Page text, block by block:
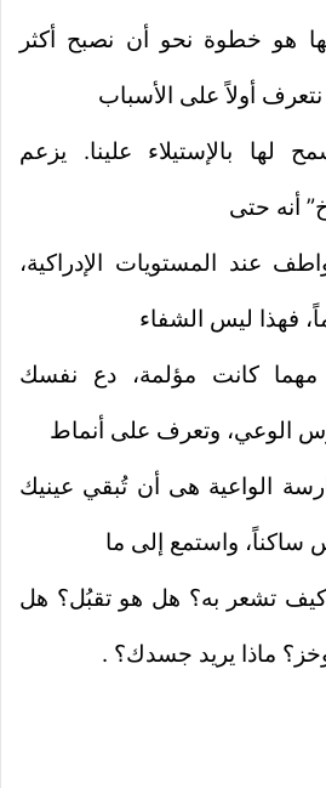
هو خطوة نحو أن نصبح أكثر
أولاً على الأسباب
لها بالإستيلاء علينا. يزعم
أنه حتى
عند المستويات الإدراكية،
فهذا ليس الشفاء
مهما كانت مؤلمة، دع نفسك
الوعي، وتعرف على أنماط
الواعية هى أن تُبقي عينيك
ساكناً، واستمع إلى ما
تشعر به؟ هل هو تقبُل؟ هل
ماذا يريد جسدك؟ .